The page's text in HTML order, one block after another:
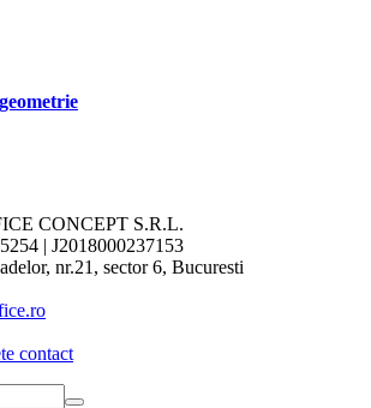
CONCEPT S.R.L.
| J2018000237153
nr.21, sector 6, Bucuresti
contact